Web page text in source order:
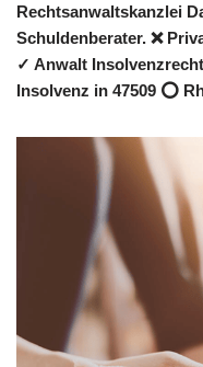
Rechtsanwaltskanzlei
Schuldenberater. ❌
✓ Anwalt
Insolvenz in 47509 ⭕